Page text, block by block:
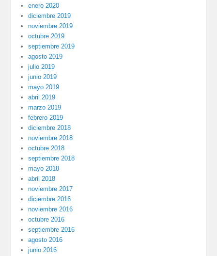
enero 2020
diciembre 2019
noviembre 2019
octubre 2019
septiembre 2019
agosto 2019
julio 2019
junio 2019
mayo 2019
abril 2019
marzo 2019
febrero 2019
diciembre 2018
noviembre 2018
octubre 2018
septiembre 2018
mayo 2018
abril 2018
noviembre 2017
diciembre 2016
noviembre 2016
octubre 2016
septiembre 2016
agosto 2016
junio 2016